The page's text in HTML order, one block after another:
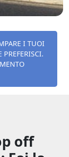
I TUOI
off